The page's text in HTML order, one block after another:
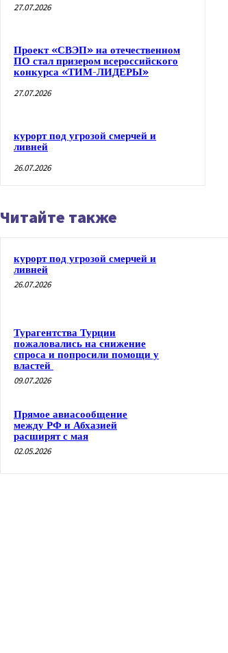
27.07.2026
Проект «СВЭП» на отечественном
ПО стал призером всероссийского
конкурса «ТИМ-ЛИДЕРЫ»
27.07.2026
курорт под угрозой смерчей и
ливней
26.07.2026
Читайте также
курорт под угрозой смерчей и
ливней
26.07.2026
Турагентства Турции
пожаловались на снижение
спроса и попросили помощи у
властей
09.07.2026
Прямое авиасообщение
между РФ и Абхазией
расширят с мая
02.05.2026